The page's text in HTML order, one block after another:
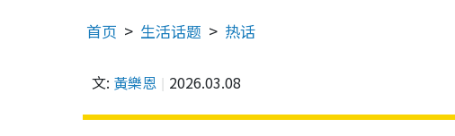
首页 生活话题 热话
文: 黃樂恩 2026.03.08